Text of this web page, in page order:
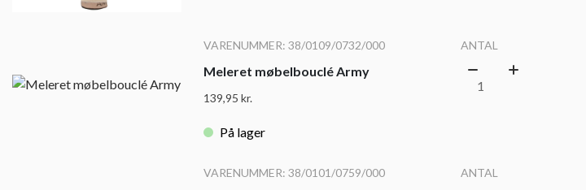
VARENUMMER: 38/0109/0732/000
Meleret møbelbouclé Army
139,95kr.
På lager
ANTAL
VARENUMMER: 38/0101/0759/000 ANTAL